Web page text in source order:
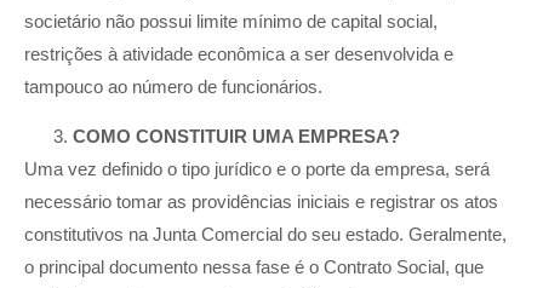
societário não possui limite mínimo de capital social,
restrições à atividade econômica a ser desenvolvida e
tampouco ao número de funcionários.
COMO CONSTITUIR UMA EMPRESA?
Uma vez definido o tipo jurídico e o porte da empresa, será
necessário tomar as providências iniciais e registrar os atos
constitutivos na Junta Comercial do seu estado. Geralmente,
o principal documento nessa fase é o Contrato Social, que